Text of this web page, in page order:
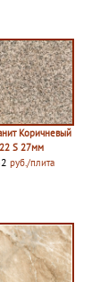
Коричневый
S 27мм
руб./плита